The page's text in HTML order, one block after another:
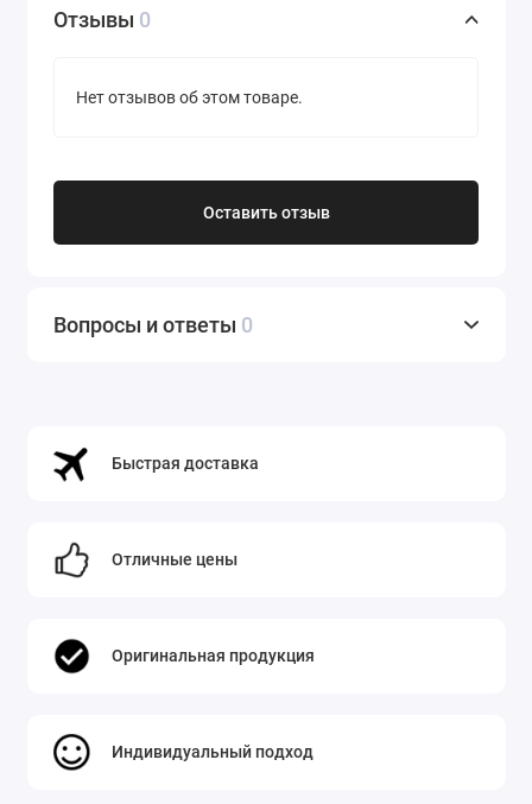
Актуальная операционная система
магазине
Trends.by— это ваш надежный партнер в
привлекательную цену на
оригинальны, новые и поставляются с
Быстрая и удобная доставка
Минску в кратчайшие сроки. Также мы
крупные города Беларуси:
покупке. Следите за нашими
Отзывы 0
Нет отзывов об этом товаре.
Оставить отзыв
Вопросы и ответы 0
Быстрая доставка
Отличные цены
Оригинальная продукция
Индивидуальный подход